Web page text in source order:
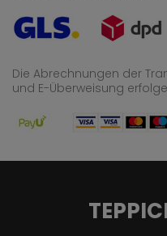
Die Abrechnungen der
und E-Überweisung